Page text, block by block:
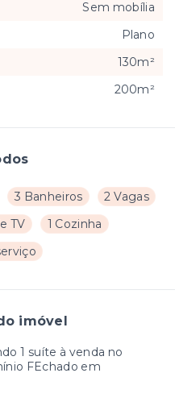
3 Banheiros
2 Vagas
TV
1 Cozinha
imóvel
1 suíte à venda no
FEchado em
Sem mobília
Plano
130m²
200m²